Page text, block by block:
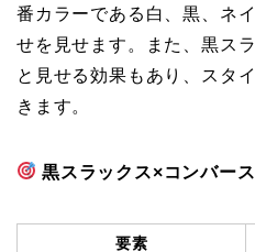
番カラーである白、黒、ネ
せを見せます。また、黒ス
と見せる効果もあり、スタ
きます。
黒スラックス×コンバー
要素